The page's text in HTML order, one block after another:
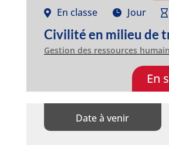
En classe Jour
Civilité en milieu de
Gestion des ressources
En
Date à venir